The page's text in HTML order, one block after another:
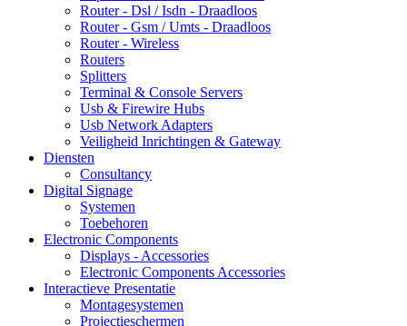
Router - Dsl / Isdn - Draadloos
Router - Gsm / Umts - Draadloos
Router - Wireless
Routers
Splitters
Terminal & Console Servers
Usb & Firewire Hubs
Usb Network Adapters
Veiligheid Inrichtingen & Gateway
Diensten
Consultancy
Digital Signage
Systemen
Toebehoren
Electronic Components
Displays - Accessories
Electronic Components Accessories
Interactieve Presentatie
Montagesystemen
Projectieschermen